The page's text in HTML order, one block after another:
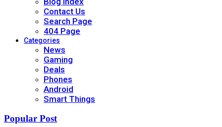
Contact Us
Search Page
404 Page
Categories
News
Gaming
Deals
Phones
Android
Smart Things
Popular Post